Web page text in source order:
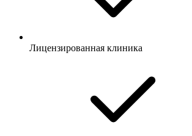
Лицензированная клиника